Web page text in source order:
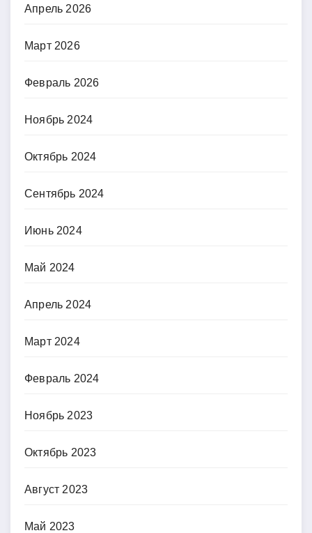
Апрель 2026
Март 2026
Февраль 2026
Ноябрь 2024
Октябрь 2024
Сентябрь 2024
Июнь 2024
Май 2024
Апрель 2024
Март 2024
Февраль 2024
Ноябрь 2023
Октябрь 2023
Август 2023
Май 2023